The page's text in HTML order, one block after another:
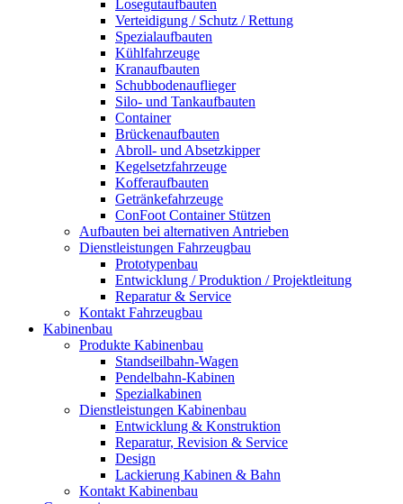
Losegutaufbauten
Verteidigung / Schutz / Rettung
Spezialaufbauten
Kühlfahrzeuge
Kranaufbauten
Schubbodenauflieger
Silo- und Tankaufbauten
Container
Brückenaufbauten
Abroll- und Absetzkipper
Kegelsetzfahrzeuge
Kofferaufbauten
Getränkefahrzeuge
ConFoot Container Stützen
Aufbauten bei alternativen Antrieben
Dienstleistungen Fahrzeugbau
Prototypenbau
Entwicklung / Produktion / Projektleitung
Reparatur & Service
Kontakt Fahrzeugbau
Kabinenbau
Produkte Kabinenbau
Standseilbahn-Wagen
Pendelbahn-Kabinen
Spezialkabinen
Dienstleistungen Kabinenbau
Entwicklung & Konstruktion
Reparatur, Revision & Service
Design
Lackierung Kabinen & Bahn
Kontakt Kabinenbau